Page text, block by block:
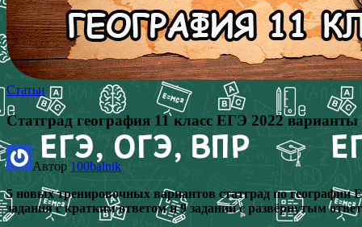
Статьи
Статград география 11 класс ЕГЭ 2022 варианты
Автор 100balnik
5 новых тренировочных вариантов статград по географии
задания с кратким ответом и 9 заданий с развёрнутым